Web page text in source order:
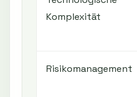
Komplexität
Risikomanagement